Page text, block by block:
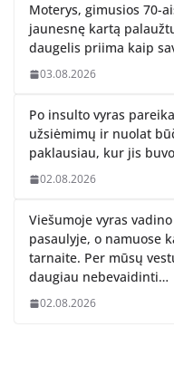
Moterys, gimusios 70-
jaunesnę kartą
daugelis priima kaip
03.08.2026
Po insulto vyras
užsiėmimų ir nuolat
paklausiau, kur jis
02.08.2026
Viešumoje vyras
pasaulyje, o namuose
tarnaite. Per mūsų
daugiau nebevaidinti…
02.08.2026